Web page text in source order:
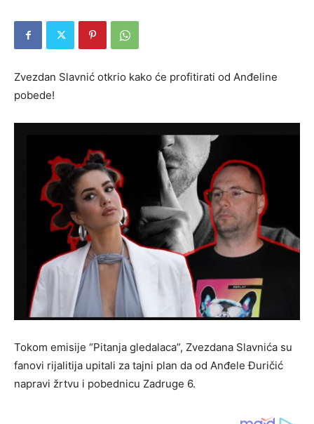
Zvezdan Slavnić otkrio kako će profitirati od Anđeline
pobede!
Tokom emisije “Pitanja gledalaca”, Zvezdana Slavnića su
fanovi rijalitija upitali za tajni plan da od Anđele Đuričić
napravi žrtvu i pobednicu Zadruge 6.